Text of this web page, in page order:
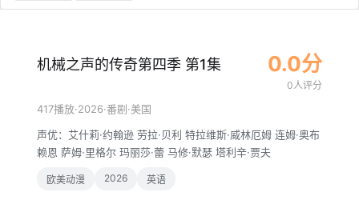
机械之声的传奇第四季 第1集 0.0分
0人评分
417播放·2026·番剧·美国
声优： 艾什莉·约翰逊 劳拉·贝利 特拉维斯·威林厄姆 连姆·奥布
赖恩 萨姆·里格尔 玛丽莎·蕾 马修·默瑟 塔利辛·贾夫
欧美动漫 2026 英语